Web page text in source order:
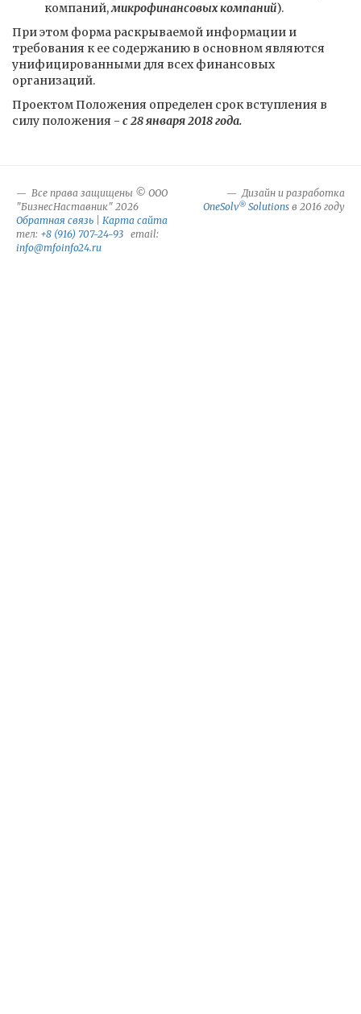
компаний,микрофинансовых компаний).
При этом форма раскрываемой информации и
требования к ее содержанию в основном являются
унифицированными для всех финансовых
организаций.
Проектом Положения определен срок вступления в
силу положения - с 28 января 2018 года.
Все права защищены © ООО
"БизнесНаставник" 2026
Обратная связь
Карта сайта
тел: +8 (916) 707-24-93 email:
info@mfoinfo24.ru
Дизайн и разработка
OneSolv® Solutions в 2016 году